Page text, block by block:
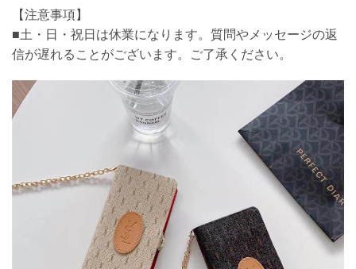
【注意事項】
■土・日・祝日は休業になります。質問やメッセージの返
信が遅れることがございます。ご了承ください。